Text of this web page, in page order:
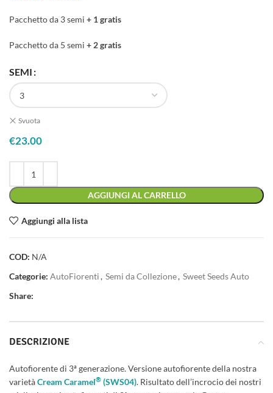
Pacchetto da 3 semi + 1 gratis
Pacchetto da 5 semi + 2 gratis
SEMI
Svuota
€23.00
AGGIUNGI AL CARRELLO
Aggiungi alla lista
COD: N/A
Categorie: AutoFiorenti, Semi da Collezione, Sweet Seeds Auto
Share:
DESCRIZIONE
Autofiorente di 3ª generazione. Versione autofiorente della nostra
varietàCream Caramel® (SWS04). Risultato dell’incrocio dei nostri